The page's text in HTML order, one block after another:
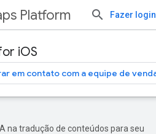
Platform Fazer login
iOS
em contato com a equipe de
na tradução de conteúdos para seu